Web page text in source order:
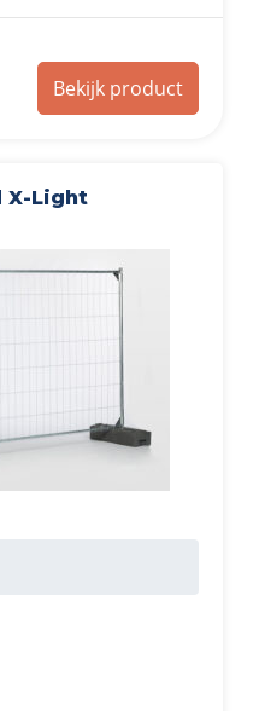
Bekijk product
X-Light